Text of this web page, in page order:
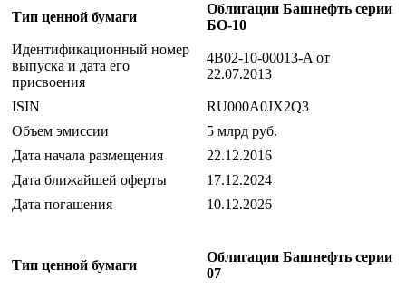
Тип ценной бумаги
Облигации Башнефть серии
БО-10
Идентификационный номер
выпуска и дата его
присвоения
4B02-10-00013-A от
22.07.2013
ISIN
RU000A0JX2Q3
Объем эмиссии
5 млрд руб.
Дата начала размещения
22.12.2016
Дата ближайшей оферты
17.12.2024
Дата погашения
10.12.2026
Тип ценной бумаги
Облигации Башнефть серии
07